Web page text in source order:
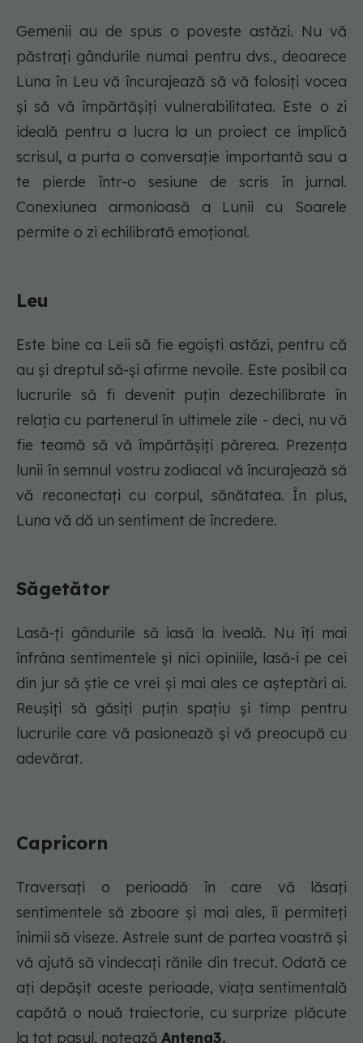
Gemenii au de spus o poveste astăzi. Nu vă
păstrați gândurile numai pentru dvs., deoarece
Luna în Leu vă încurajează să vă folosiți vocea
și să vă împărtășiți vulnerabilitatea. Este o zi
ideală pentru a lucra la un proiect ce implică
scrisul, a purta o conversație importantă sau a
te pierde într-o sesiune de scris în jurnal.
Conexiunea armonioasă a Lunii cu Soarele
permite o zi echilibrată emoțional.
Leu
Este bine ca Leii să fie egoişti astăzi, pentru că
au şi dreptul să-şi afirme nevoile. Este posibil ca
lucrurile să fi devenit puțin dezechilibrate în
relația cu partenerul în ultimele zile - deci, nu vă
fie teamă să vă împărtășiți părerea. Prezența
lunii în semnul vostru zodiacal vă încurajează să
vă reconectați cu corpul, sănătatea. În plus,
Luna vă dă un sentiment de încredere.
Săgetător
Lasă-ți gândurile să iasă la iveală. Nu îți mai
înfrâna sentimentele și nici opiniile, lasă-i pe cei
din jur să știe ce vrei și mai ales ce așteptări ai.
Reușiți să găsiți puțin spațiu și timp pentru
lucrurile care vă pasionează și vă preocupă cu
adevărat.
Capricorn
Traversați o perioadă în care vă lăsați
sentimentele să zboare și mai ales, îi permiteți
inimii să viseze. Astrele sunt de partea voastră și
vă ajută să vindecați rănile din trecut. Odată ce
ați depășit aceste perioade, viața sentimentală
capătă o nouă traiectorie, cu surprize plăcute
la tot pasul, notează Antena3.